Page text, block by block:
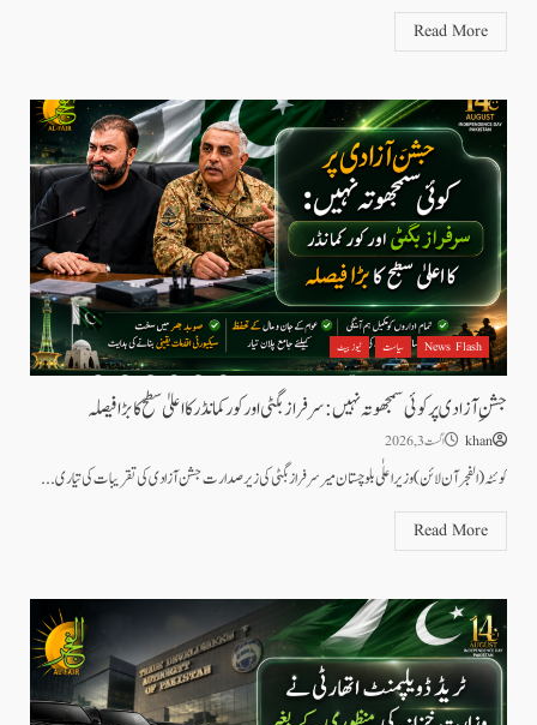
Read More
News Flash سیاست نیوز بیٹ
جشنِ آزادی پر کوئی سمجھوتہ نہیں: سرفراز بگٹی اور کور کمانڈر کا اعلیٰ سطح کا بڑا فیصلہ
khan اگست 3, 2026
کوئٹہ(الفجرآن لائن) وزیر اعلٰی بلوچستان میر سرفراز بگٹی کی زیر صدارت جشن آزادی کی تقریبات کی تیاری...
Read More